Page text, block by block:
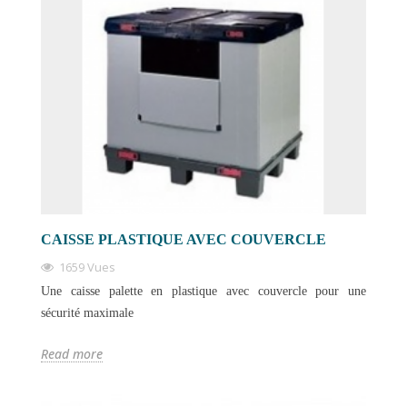
CAISSE PLASTIQUE AVEC COUVERCLE
1659 Vues
Une caisse palette en plastique avec couvercle pour une
sécurité maximale
Read more